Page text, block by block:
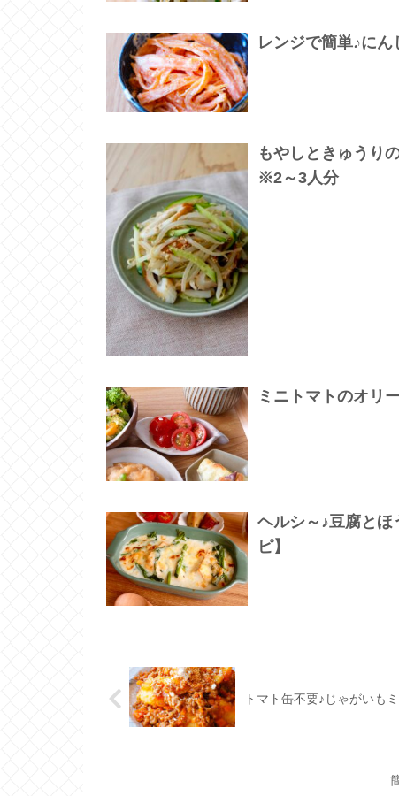
レンジで簡単♪にん
もやしときゅうり
※2～3人分
ミニトマトのオリ
ヘルシ～♪豆腐と
ピ】
トマト缶不要♪じゃがいも